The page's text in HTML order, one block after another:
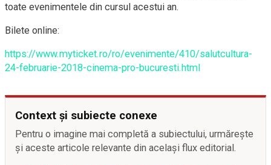
toate evenimentele din cursul acestui an.
Bilete online:
https://www.myticket.ro/ro/evenimente/410/salutcultura-
24-februarie-2018-cinema-pro-bucuresti.html
Context și subiecte conexe
Pentru o imagine mai completă a subiectului, urmărește
și aceste articole relevante din același flux editorial.